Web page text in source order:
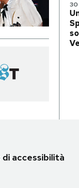
30
di accessibilità